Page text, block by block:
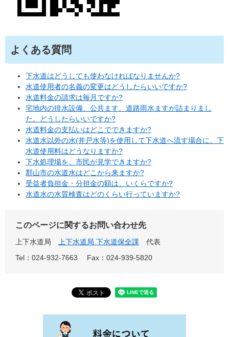
よくある質問
下水道はどうしても使わなければなりませんか?
水道使用者の名義の変更はどうしたらいいですか?
水道料金の請求は毎月ですか?
宅地内の排水設備、公共ます、道路雨水ますが詰まりまし
た。どうしたらいいですか?
水道料金の支払いはどこでできますか?
水道水以外の水(井戸水等)を使用して下水道へ流す場合に、下
水道使用料はどうなりますか?
下水処理場を、市民が見学できますか?
郡山市の水道水はどこから来ますか?
受益者負担金・分担金の額は、いくらですか?
水道水の水質検査はどのくらい行っていますか?
このページに関するお問い合わせ先
上下水道局 上下水道局 下水道保全課
代表
Tel：024-932-7663
Fax：024-939-5820